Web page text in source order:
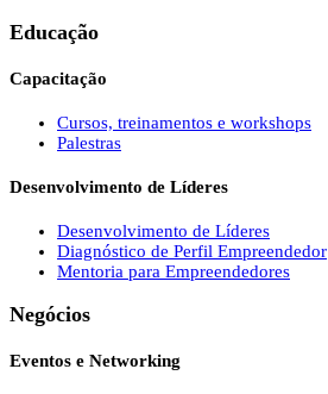
Educação
Capacitação
Cursos, treinamentos e workshops
Palestras
Desenvolvimento de Líderes
Desenvolvimento de Líderes
Diagnóstico de Perfil Empreendedor
Mentoria para Empreendedores
Negócios
Eventos e Networking